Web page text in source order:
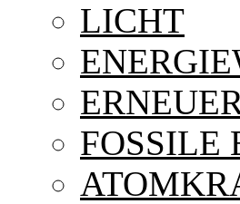
LICHT
FOSSILE